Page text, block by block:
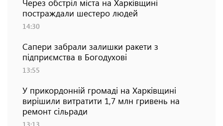
Через обстріл міста на Харківщині
постраждали шестеро людей
14:30
Сапери забрали залишки ракети з
підприємства в Богодухові
13:55
У прикордонній громаді на Харківщині
вирішили витратити 1,7 млн гривень на
ремонт сільради
13:13